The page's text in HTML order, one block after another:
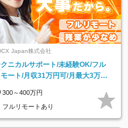
Japan株式会社
ニカルサポート/未経験OK/フル
モート/月収31万円可/月最大3万の
300～400万円
フルリモートあり